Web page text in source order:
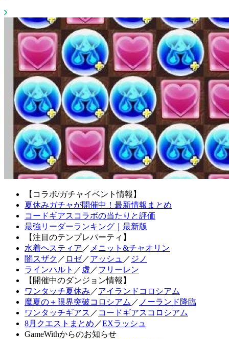
【コラボ/ガチャイベント情報】
夏休みガチャが開催中！最新情報まとめ
コードギアスコラボの当たりと評価
最強リーダーランキング｜最新版
【注目のテンプレパーティ】
水着ヘスティア ／ メニット&チャオリン
闇スザク ／ ロゼ／アッシュ ／ ジノ
ラインハルト ／ 虚 ／フリーレン
【開催中のダンジョン情報】
ワンタッチ夏休み ／アイランドコロシアム
魔夏の＋限界突破コロシアム ／ ノーランド降臨
ワンタッチギアス ／ コードギアスコロシアム
8月クエストまとめ ／EXラッシュ
GameWithからのお知らせ